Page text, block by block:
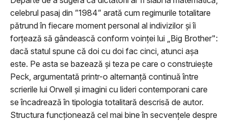
celebrul pasaj din ”1984” arată cum regimurile totalitare
pătrund în fiecare moment personal al indivizilor și îi
forțează să gândească conform voinței lui „Big Brother":
dacă statul spune că doi cu doi fac cinci, atunci așa
este. Pe asta se bazează și teza pe care o construiește
Peck, argumentată printr-o alternanță continuă între
scrierile lui Orwell și imagini cu lideri contemporani care
se încadrează în tipologia totalitară descrisă de autor.
Structura funcționează cel mai bine în secvențele despre